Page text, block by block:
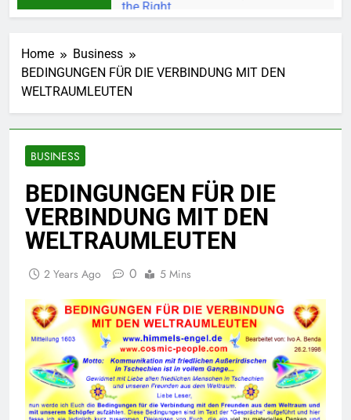
Home
Business
BEDINGUNGEN FÜR DIE VERBINDUNG MIT DEN
WELTRAUMLEUTEN
BUSINESS
BEDINGUNGEN FÜR DIE
VERBINDUNG MIT DEN
WELTRAUMLEUTEN
2 Years Ago 0 5 Mins